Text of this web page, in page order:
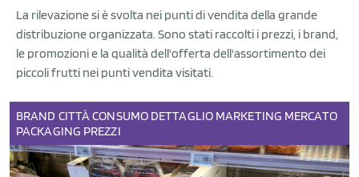
La rilevazione si è svolta nei punti di vendita della grande
distribuzione organizzata. Sono stati raccolti i prezzi, i brand,
le promozioni e la qualità dell'offerta dell'assortimento dei
piccoli frutti nei punti vendita visitati.
BRAND CITTÀCONSUMO DETTAGLIO MARKETING MERCATO
PACKAGING PREZZI